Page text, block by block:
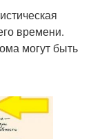
времени.
могут быть